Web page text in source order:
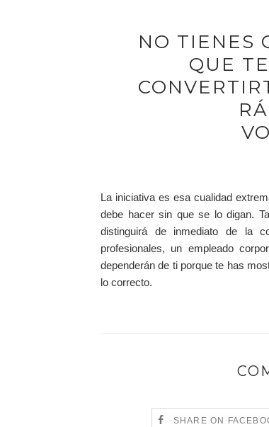
NO TIENES
QUE
La iniciativa es esa cualidad
debe hacer sin que se lo digan.
distinguirá de inmediato de la
profesionales, un empleado
dependerán de ti porque te has
lo correcto.
SHARE ON